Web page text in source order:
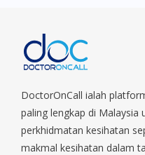
Parade, Marina,
Orchard, Pasir Ris, Punggol,
Sengkang, Serangoon,
Payoh, Tanjong Pagar,
Tengah, Upper East Coast,
Woodlands, West Coast,
DoctorOnCall ialah
paling lengkap di Malaysia
perkhidmatan kesihatan
makmal kesihatan dalam